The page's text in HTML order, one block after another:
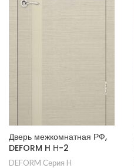
Дверь межкомнатная РФ,
DEFORM H Н-2
DEFORM Серия H